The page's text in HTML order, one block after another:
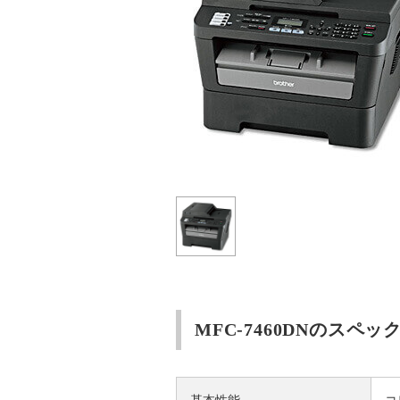
MFC-7460DNのスペッ